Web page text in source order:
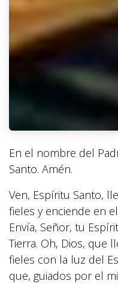
En el nombre del
Santo. Amén.
Ven, Espíritu Santo,
fieles y enciende en
Envía, Señor, tu
Tierra. Oh, Dios, que
fieles con la luz del
que, guiados por el